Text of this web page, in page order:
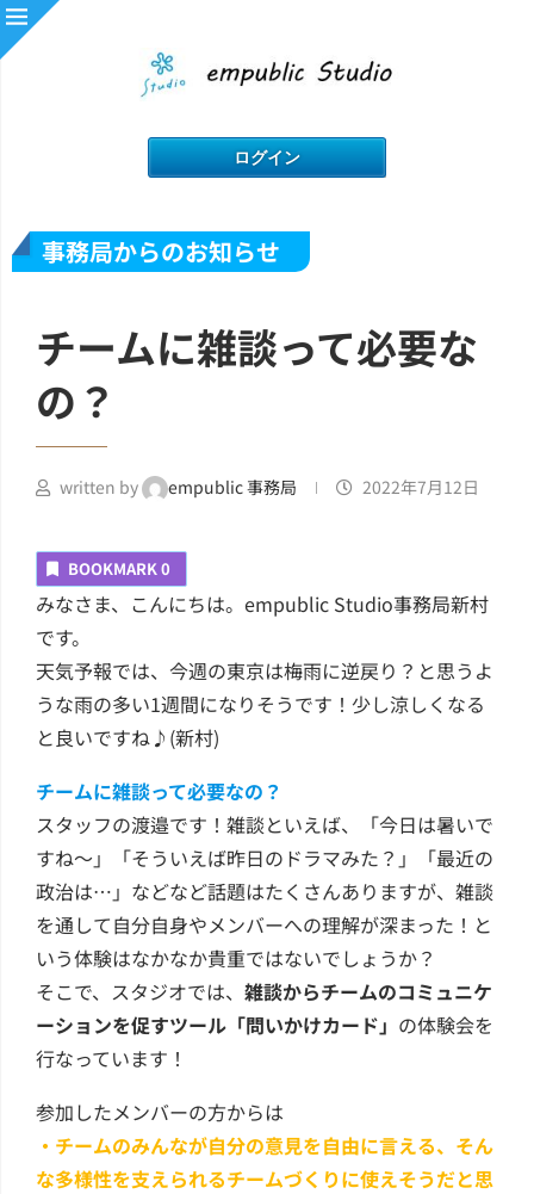
事務局からのお知らせ
チームに雑談って必要な
の？
written by empublic 事務局 2022年7月12日
BOOKMARK0
みなさま、こんにちは。empublic Studio事務局新村
です。
天気予報では、今週の東京は梅雨に逆戻り？と思うよ
うな雨の多い1週間になりそうです！少し涼しくなる
と良いですね♪(新村)
チームに雑談って必要なの？
スタッフの渡邉です！雑談といえば、「今日は暑いで
すね〜」「そういえば昨日のドラマみた？」「最近の
政治は…」などなど話題はたくさんありますが、雑談
を通して自分自身やメンバーへの理解が深まった！と
いう体験はなかなか貴重ではないでしょうか？
そこで、スタジオでは、 雑談からチームのコミュニケ
ーションを促すツール「問いかけカード」 の体験会を
行なっています！
参加したメンバーの方からは
・チームのみんなが自分の意見を自由に言える、そん
な多様性を支えられるチームづくりに使えそうだと思